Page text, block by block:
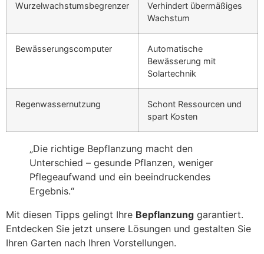
Wurzelwachstumsbegrenzer
Verhindert übermäßiges
Wachstum
Bewässerungscomputer
Automatische
Bewässerung mit
Solartechnik
Regenwassernutzung
Schont Ressourcen und
spart Kosten
„Die richtige Bepflanzung macht den
Unterschied – gesunde Pflanzen, weniger
Pflegeaufwand und ein beeindruckendes
Ergebnis.“
Mit diesen Tipps gelingt Ihre Bepflanzung garantiert.
Entdecken Sie jetzt unsere Lösungen und gestalten Sie
Ihren Garten nach Ihren Vorstellungen.